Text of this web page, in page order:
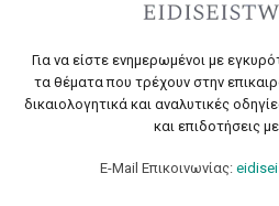
Για να είστε ενημερωμένοι με
τα θέματα που τρέχουν στην
δικαιολογητικά και αναλυτικές
και επιδοτήσεις
E-Mail Επικοινωνίας: